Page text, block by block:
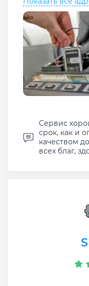
Сервис
срок, как и
качеством
всех благ,